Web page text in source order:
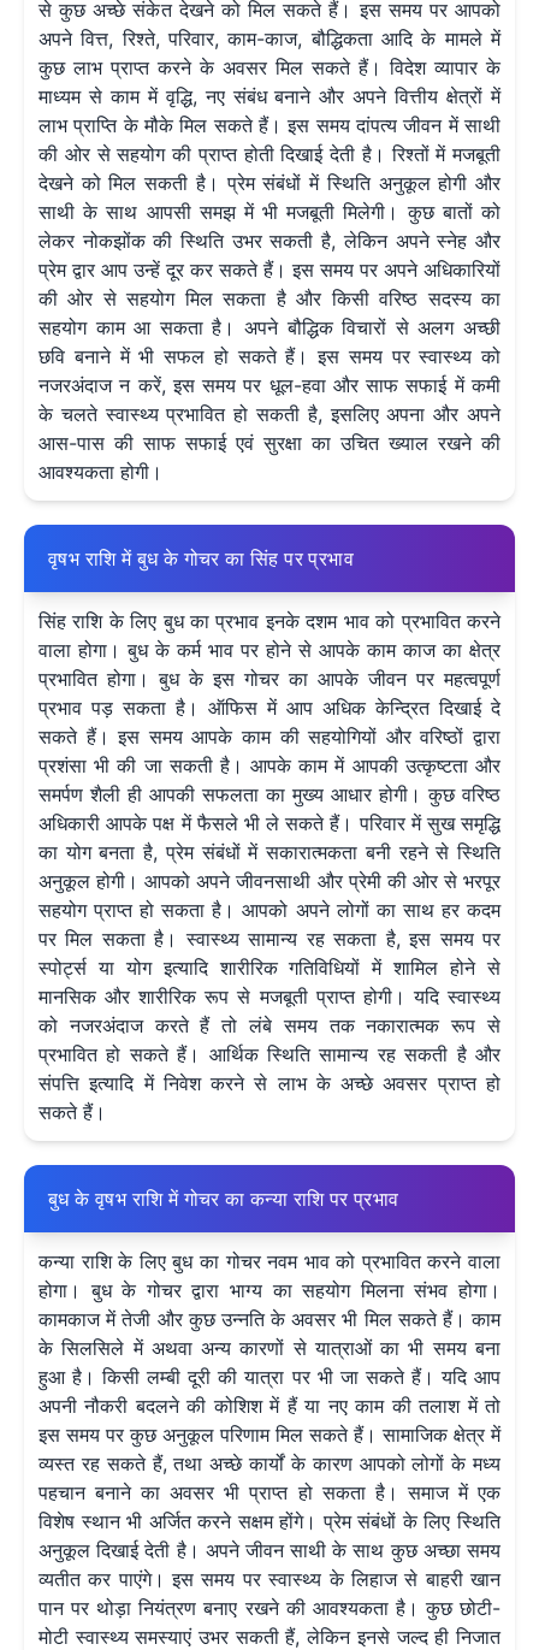
से कुछ अच्छे संकेत देखने को मिल सकते हैं। इस समय पर आपको
अपने वित्त, रिश्ते, परिवार, काम-काज, बौद्धिकता आदि के मामले में
कुछ लाभ प्राप्त करने के अवसर मिल सकते हैं। विदेश व्यापार के
माध्यम से काम में वृद्धि, नए संबंध बनाने और अपने वित्तीय क्षेत्रों में
लाभ प्राप्ति के मौके मिल सकते हैं। इस समय दांपत्य जीवन में साथी
की ओर से सहयोग की प्राप्त होती दिखाई देती है। रिश्तों में मजबूती
देखने को मिल सकती है। प्रेम संबंधों में स्थिति अनुकूल होगी और
साथी के साथ आपसी समझ में भी मजबूती मिलेगी। कुछ बातों को
लेकर नोकझोंक की स्थिति उभर सकती है, लेकिन अपने स्नेह और
प्रेम द्वार आप उन्हें दूर कर सकते हैं। इस समय पर अपने अधिकारियों
की ओर से सहयोग मिल सकता है और किसी वरिष्ठ सदस्य का
सहयोग काम आ सकता है। अपने बौद्धिक विचारों से अलग अच्छी
छवि बनाने में भी सफल हो सकते हैं। इस समय पर स्वास्थ्य को
नजरअंदाज न करें, इस समय पर धूल-हवा और साफ सफाई में कमी
के चलते स्वास्थ्य प्रभावित हो सकती है, इसलिए अपना और अपने
आस-पास की साफ सफाई एवं सुरक्षा का उचित ख्याल रखने की
आवश्यकता होगी।
वृषभ राशि में बुध के गोचर का सिंह पर प्रभाव
सिंह राशि के लिए बुध का प्रभाव इनके दशम भाव को प्रभावित करने
वाला होगा। बुध के कर्म भाव पर होने से आपके काम काज का क्षेत्र
प्रभावित होगा। बुध के इस गोचर का आपके जीवन पर महत्वपूर्ण
प्रभाव पड़ सकता है। ऑफिस में आप अधिक केन्द्रित दिखाई दे
सकते हैं। इस समय आपके काम की सहयोगियों और वरिष्ठों द्वारा
प्रशंसा भी की जा सकती है। आपके काम में आपकी उत्कृष्टता और
समर्पण शैली ही आपकी सफलता का मुख्य आधार होगी। कुछ वरिष्ठ
अधिकारी आपके पक्ष में फैसले भी ले सकते हैं। परिवार में सुख समृद्धि
का योग बनता है, प्रेम संबंधों में सकारात्मकता बनी रहने से स्थिति
अनुकूल होगी। आपको अपने जीवनसाथी और प्रेमी की ओर से भरपूर
सहयोग प्राप्त हो सकता है। आपको अपने लोगों का साथ हर कदम
पर मिल सकता है। स्वास्थ्य सामान्य रह सकता है, इस समय पर
स्पोर्ट्स या योग इत्यादि शारीरिक गतिविधियों में शामिल होने से
मानसिक और शारीरिक रूप से मजबूती प्राप्त होगी। यदि स्वास्थ्य
को नजरअंदाज करते हैं तो लंबे समय तक नकारात्मक रूप से
प्रभावित हो सकते हैं। आर्थिक स्थिति सामान्य रह सकती है और
संपत्ति इत्यादि में निवेश करने से लाभ के अच्छे अवसर प्राप्त हो
सकते हैं।
बुध के वृषभ राशि में गोचर का कन्या राशि पर प्रभाव
कन्या राशि के लिए बुध का गोचर नवम भाव को प्रभावित करने वाला
होगा। बुध के गोचर द्वारा भाग्य का सहयोग मिलना संभव होगा।
कामकाज में तेजी और कुछ उन्नति के अवसर भी मिल सकते हैं। काम
के सिलसिले में अथवा अन्य कारणों से यात्राओं का भी समय बना
हुआ है। किसी लम्बी दूरी की यात्रा पर भी जा सकते हैं। यदि आप
अपनी नौकरी बदलने की कोशिश में हैं या नए काम की तलाश में तो
इस समय पर कुछ अनुकूल परिणाम मिल सकते हैं। सामाजिक क्षेत्र में
व्यस्त रह सकते हैं, तथा अच्छे कार्यों के कारण आपको लोगों के मध्य
पहचान बनाने का अवसर भी प्राप्त हो सकता है। समाज में एक
विशेष स्थान भी अर्जित करने सक्षम होंगे। प्रेम संबंधों के लिए स्थिति
अनुकूल दिखाई देती है। अपने जीवन साथी के साथ कुछ अच्छा समय
व्यतीत कर पाएंगे। इस समय पर स्वास्थ्य के लिहाज से बाहरी खान
पान पर थोड़ा नियंत्रण बनाए रखने की आवश्यकता है। कुछ छोटी-
मोटी स्वास्थ्य समस्याएं उभर सकती हैं, लेकिन इनसे जल्द ही निजात